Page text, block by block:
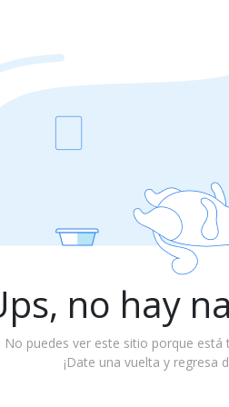
no hay
No puedes ver este sitio porque
¡Date una vuelta y regresa